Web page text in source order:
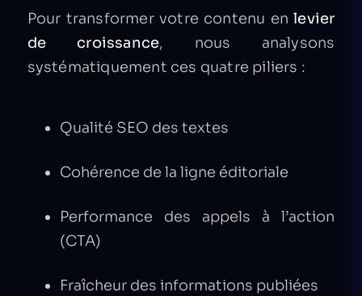
Pour transformer votre contenu enlevier
de croissance, nous analysons
systématiquement ces quatre piliers :
Qualité SEO des textes
Cohérence de la ligne éditoriale
Performance des appels à l’action
(CTA)
Fraîcheur des informations publiées